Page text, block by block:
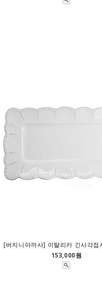
[버지니아까사] 이탈리카 긴사각접
153,000원